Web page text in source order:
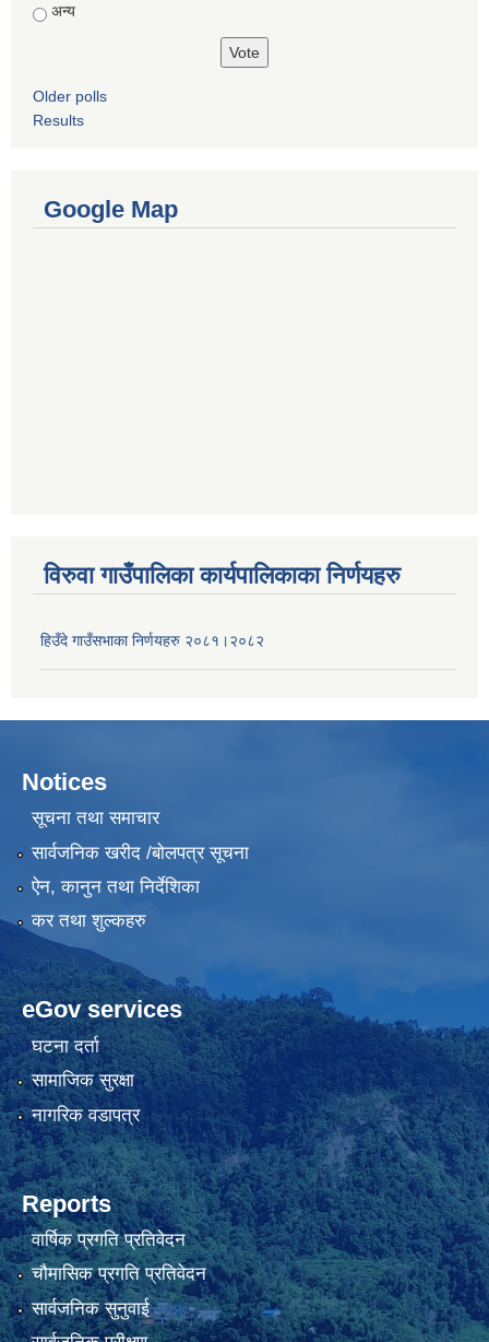
अन्य
Older polls
Results
Google Map
विरुवा गाउँपालिका कार्यपालिकाका निर्णयहरु
हिउँदे गाउँसभाका निर्णयहरु २०८१।२०८२
Notices
सूचना तथा समाचार
सार्वजनिक खरीद /बोलपत्र सूचना
ऐन, कानुन तथा निर्देशिका
कर तथा शुल्कहरु
eGov services
घटना दर्ता
सामाजिक सुरक्षा
नागरिक वडापत्र
Reports
वार्षिक प्रगति प्रतिवेदन
चौमासिक प्रगति प्रतिवेदन
सार्वजनिक सुनुवाई